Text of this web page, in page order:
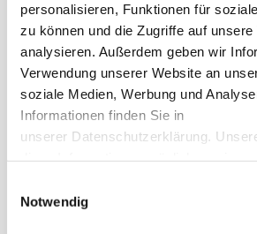
personalisieren, Funktionen für
zu können und die Zugriffe auf
analysieren. Außerdem geben wir
Verwendung unserer Website an
soziale Medien, Werbung und
Informationen finden Sie in
unserer Datenschutzerklärung.
sie im Rahmen Ihrer Nutzung der
haben. Weitere Informationen
Notwendig
Einhaltung des gesetzeskonformen
Umweltschutzes, nachhaltige Abdichtung,
Sanierungsaufwand, Resistenz gegen
Einflüsse.
Der Anspruch von Triflex
Lösungen für einen zuverlässigen Schutz
Lösungen für verschiedene